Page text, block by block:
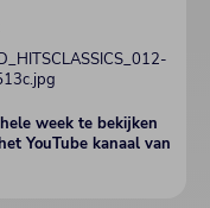
week te bekijken
YouTube kanaal van